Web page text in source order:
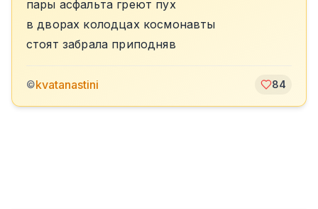
пары асфальта греют пух
в дворах колодцах космонавты
стоят забрала приподняв
©kvatanastini 84